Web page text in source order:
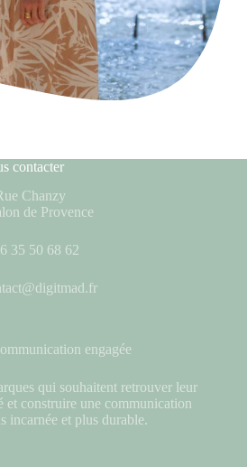
contacter
Chanzy
de Provence
35 50 68 62
engagée
qui souhaitent retrouver leur
et construire une communication
incarnée et plus durable.